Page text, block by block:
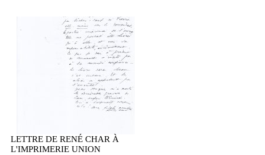
LETTRE DE RENÉ CHAR À
L'IMPRIMERIE UNION